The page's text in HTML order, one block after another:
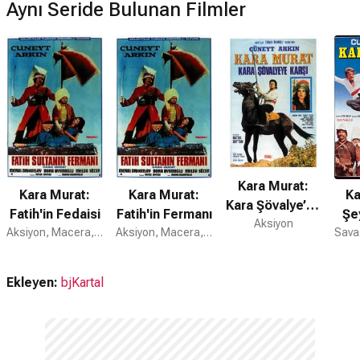
Aynı Seride Bulunan Filmler
Kara Murat:
Fatih'in Fedaisi
Aksiyon, Macera, Fantastik
Kara Murat:
Fatih'in Fermanı
Aksiyon, Macera, Fantastik
Kara Murat:
Kara Şövalye’ye
Karşı
Aksiyon
Ekleyen: bjKartal